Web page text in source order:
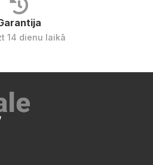
14 dienu laikā